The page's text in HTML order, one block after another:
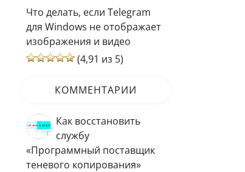
Что делать, если Telegram
для Windows не отображает
изображения и видео
(4,91 из 5)
КОММЕНТАРИИ
Как восстановить
службу
«Программный поставщик
теневого копирования»